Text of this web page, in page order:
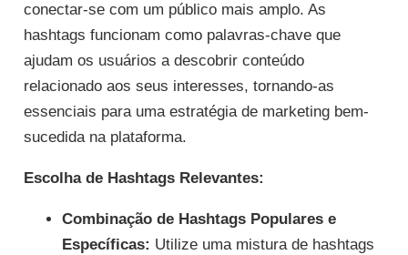
conectar-se com um público mais amplo. As
hashtags funcionam como palavras-chave que
ajudam os usuários a descobrir conteúdo
relacionado aos seus interesses, tornando-as
essenciais para uma estratégia de marketing bem-
sucedida na plataforma.
Escolha de Hashtags Relevantes:
Combinação de Hashtags Populares e
Específicas: Utilize uma mistura de hashtags